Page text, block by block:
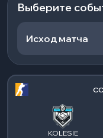
Выберите
Исход матча
KOLESIE